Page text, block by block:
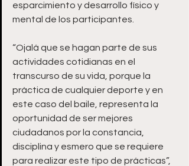
esparcimiento y desarrollo físico y
mental de los participantes.
“Ojalá que se hagan parte de sus
actividades cotidianas en el
transcurso de su vida, porque la
práctica de cualquier deporte y en
este caso del baile, representa la
oportunidad de ser mejores
ciudadanos por la constancia,
disciplina y esmero que se requiere
para realizar este tipo de prácticas”,